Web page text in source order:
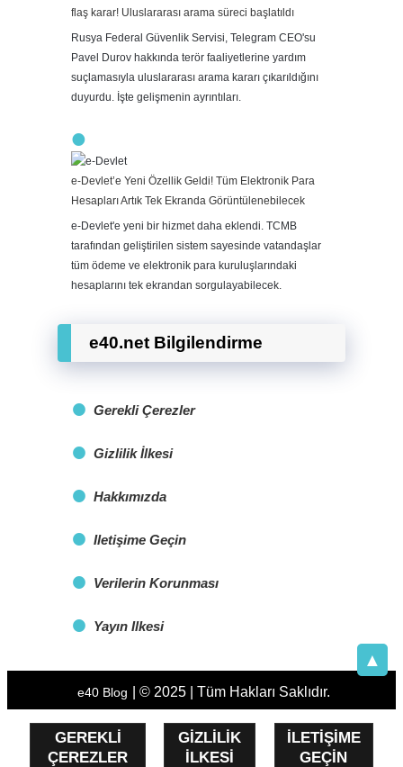
flaş karar! Uluslararası arama süreci başlatıldı
Rusya Federal Güvenlik Servisi, Telegram CEO'su
Pavel Durov hakkında terör faaliyetlerine yardım
suçlamasıyla uluslararası arama kararı çıkarıldığını
duyurdu. İşte gelişmenin ayrıntıları.
e-Devlet’e Yeni Özellik Geldi! Tüm Elektronik Para
Hesapları Artık Tek Ekranda Görüntülenebilecek
e-Devlet'e yeni bir hizmet daha eklendi. TCMB
tarafından geliştirilen sistem sayesinde vatandaşlar
tüm ödeme ve elektronik para kuruluşlarındaki
hesaplarını tek ekrandan sorgulayabilecek.
e40.net Bilgilendirme
Gerekli Çerezler
Gizlilik İlkesi
Hakkımızda
Iletişime Geçin
Verilerin Korunması
Yayın Ilkesi
▲
e40 Blog | © 2025 | Tüm Hakları Saklıdır.
GEREKLI
ÇEREZLER
GIZLILIK
İLKESI
ILETIŞIME
GEÇIN